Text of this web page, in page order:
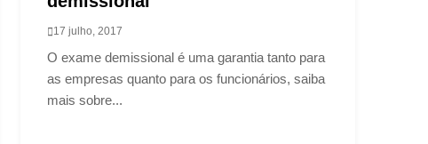
17 julho, 2017
O exame demissional é uma garantia tanto para
as empresas quanto para os funcionários, saiba
mais sobre...